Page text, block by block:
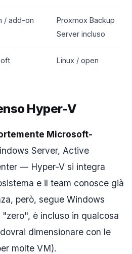
/ add-on
Proxmox Backup
Server incluso
Linux / open
Hyper-V
Microsoft-
Server, Active
— Hyper-V si integra
e il team conosce già
però, segue Windows
è incluso in qualcosa
dimensionare con le
molte VM).